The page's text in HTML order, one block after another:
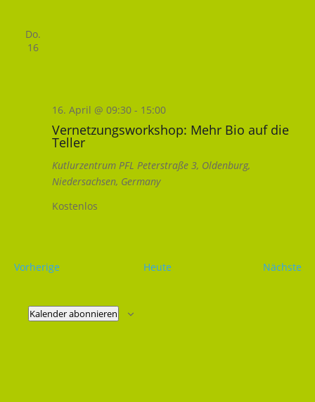
Do.
16
Vernetzungsworkshop: Mehr Bio auf die
Teller
16. April @ 09:30- 15:00
Kutlurzentrum PFL Peterstraße 3, Oldenburg,
Niedersachsen, Germany
Kostenlos
VorherigeVeranstaltungen Heute Nächste
Kalender abonnieren